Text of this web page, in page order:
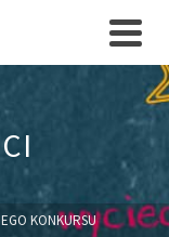
KONKURSU